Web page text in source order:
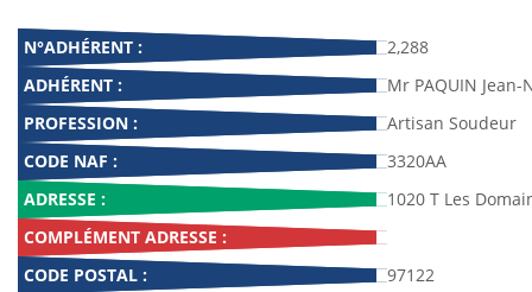
N°ADHÉRENT :
2,288
ADHÉRENT :
Mr PAQUIN Jean-
PROFESSION :
Artisan Soudeur
CODE NAF :
3320AA
ADRESSE :
1020 T Les
COMPLÉMENT ADRESSE :
CODE POSTAL :
97122